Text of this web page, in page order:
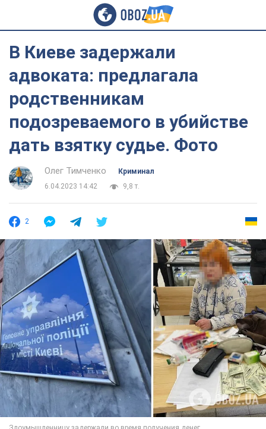
В Киеве задержали
адвоката: предлагала
родственникам
подозреваемого в убийстве
дать взятку судье. Фото
Олег Тимченко
Криминал
6.04.2023 14:42
9,8 т.
2